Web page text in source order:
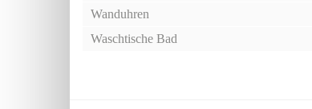
Wanduhren
Waschtische Bad